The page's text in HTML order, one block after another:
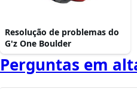
Resolução de problemas do
G'z One Boulder
Perguntas em